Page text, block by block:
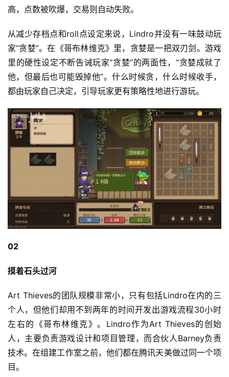
首
游
茶
原
创
游
戏
机
游
戏
单
游
休
闲
游
戏
高，点数被吹爆，交易则自动失败。
从减少存档点和roll点设定来说，Lindro并没有一味鼓动玩
家“贪婪”。在《哥布林维克》里，贪婪是一把双刃剑。游戏
里的硬性设定不断告诫玩家“贪婪”的两面性，“贪婪成就了
他，但最后也可能毁掉他”。什么时候贪，什么时候收手，
都由玩家自己决定，引导玩家更有策略性地进行游玩。
02
摸着石头过河
Art Thieves的团队规模非常小，只有包括Lindro在内的三
个人，但他们却用不到两年的时间开发出游戏流程30小时
左右的《哥布林维克》。Lindro作为Art Thieves的创始
人，主要负责游戏设计和项目管理，而合伙人Barney负责
技术。在组建工作室之前，他们都在腾讯天美做过同一个项
目。